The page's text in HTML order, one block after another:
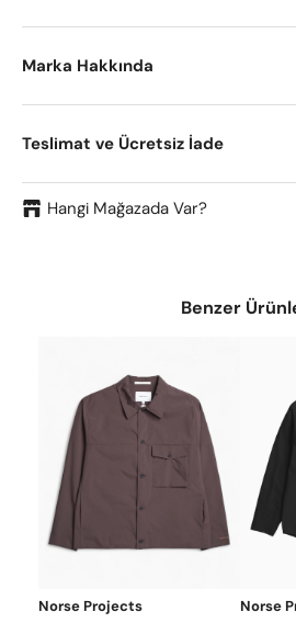
Marka Hakkında
Teslimat ve Ücretsiz İade
Hangi Mağazada Var?
Benzer
Norse Projects Norse